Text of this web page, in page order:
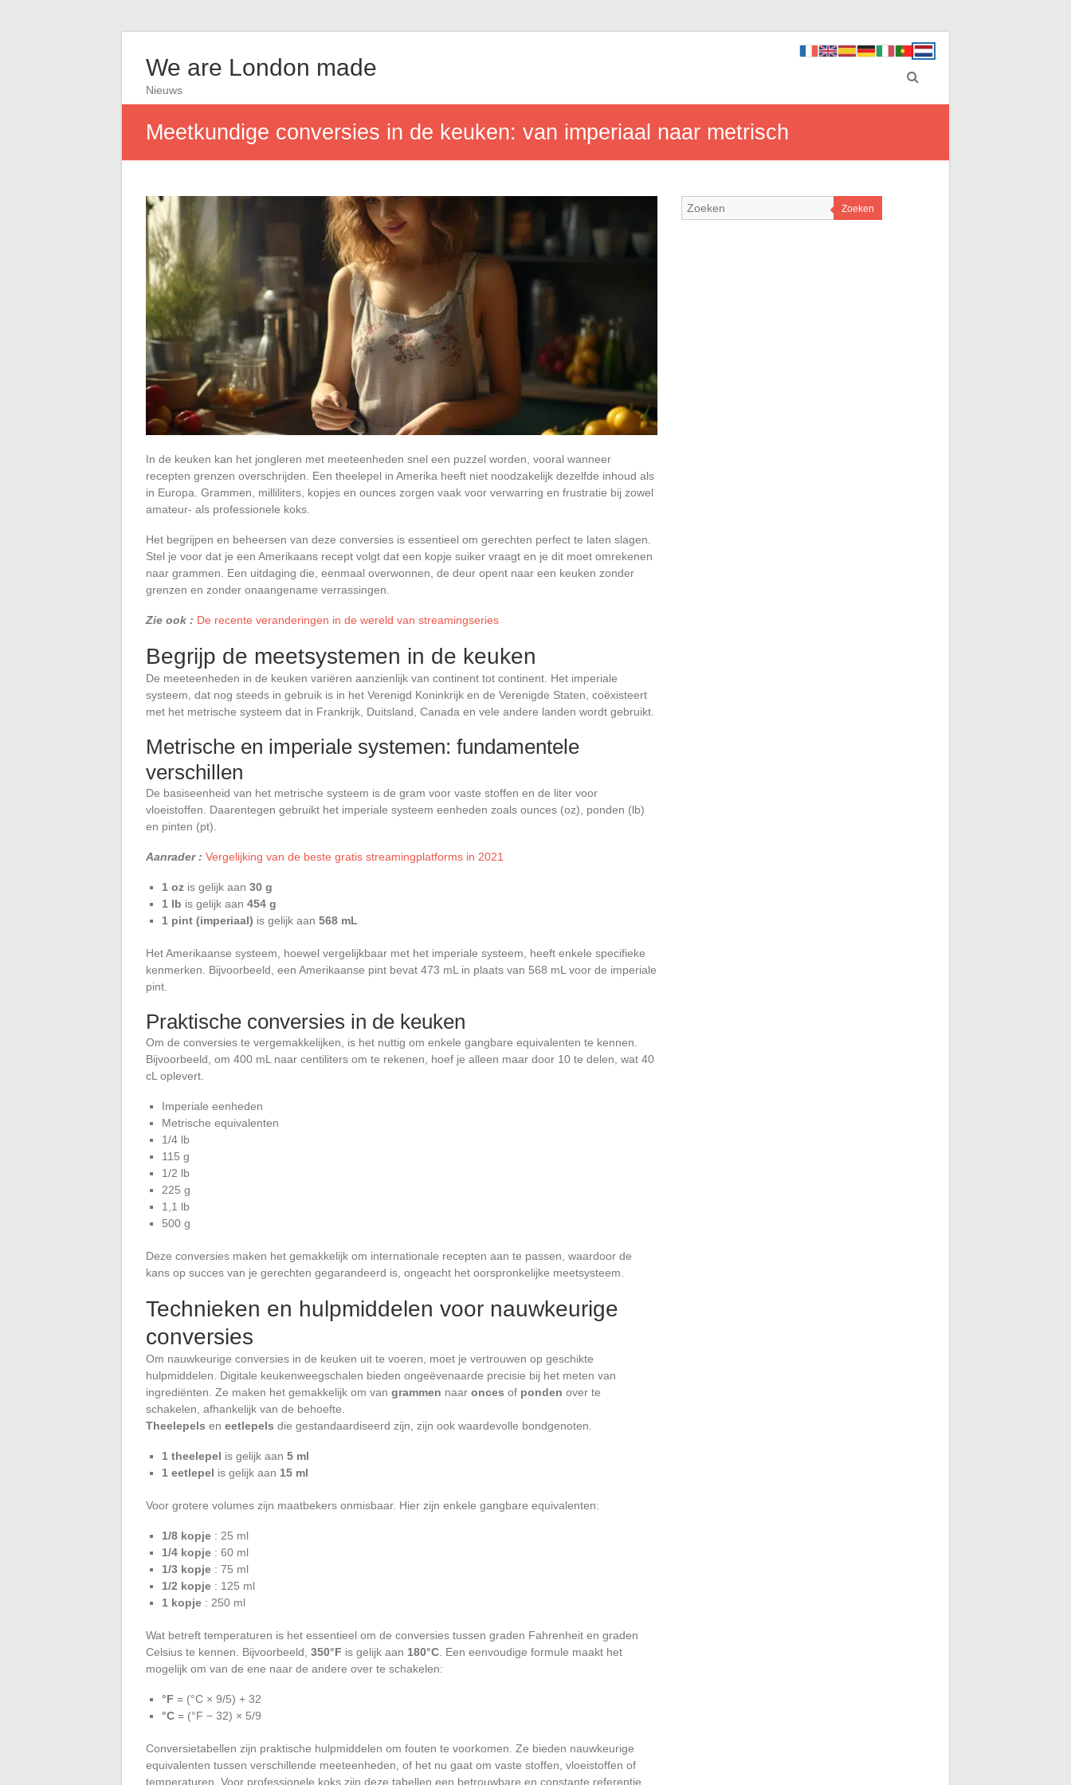
We are London made
Nieuws
Meetkundige conversies in de keuken: van imperiaal naar metrisch
In de keuken kan het jongleren met meeteenheden snel een puzzel worden, vooral wanneer
recepten grenzen overschrijden. Een theelepel in Amerika heeft niet noodzakelijk dezelfde inhoud als
in Europa. Grammen, milliliters, kopjes en ounces zorgen vaak voor verwarring en frustratie bij zowel
amateur- als professionele koks.
Het begrijpen en beheersen van deze conversies is essentieel om gerechten perfect te laten slagen.
Stel je voor dat je een Amerikaans recept volgt dat een kopje suiker vraagt en je dit moet omrekenen
naar grammen. Een uitdaging die, eenmaal overwonnen, de deur opent naar een keuken zonder
grenzen en zonder onaangename verrassingen.
Zie ook : De recente veranderingen in de wereld van streamingseries
Begrijp de meetsystemen in de keuken
De meeteenheden in de keuken variëren aanzienlijk van continent tot continent. Het imperiale
systeem, dat nog steeds in gebruik is in het Verenigd Koninkrijk en de Verenigde Staten, coëxisteert
met het metrische systeem dat in Frankrijk, Duitsland, Canada en vele andere landen wordt gebruikt.
Metrische en imperiale systemen: fundamentele
verschillen
De basiseenheid van het metrische systeem is de gram voor vaste stoffen en de liter voor
vloeistoffen. Daarentegen gebruikt het imperiale systeem eenheden zoals ounces (oz), ponden (lb)
en pinten (pt).
Aanrader : Vergelijking van de beste gratis streamingplatforms in 2021
1 oz is gelijk aan 30 g
1 lb is gelijk aan 454 g
1 pint (imperiaal) is gelijk aan 568 mL
Het Amerikaanse systeem, hoewel vergelijkbaar met het imperiale systeem, heeft enkele specifieke
kenmerken. Bijvoorbeeld, een Amerikaanse pint bevat 473 mL in plaats van 568 mL voor de imperiale
pint.
Praktische conversies in de keuken
Om de conversies te vergemakkelijken, is het nuttig om enkele gangbare equivalenten te kennen.
Bijvoorbeeld, om 400 mL naar centiliters om te rekenen, hoef je alleen maar door 10 te delen, wat 40
cL oplevert.
Imperiale eenheden
Metrische equivalenten
1/4 lb
115 g
1/2 lb
225 g
1,1 lb
500 g
Deze conversies maken het gemakkelijk om internationale recepten aan te passen, waardoor de
kans op succes van je gerechten gegarandeerd is, ongeacht het oorspronkelijke meetsysteem.
Technieken en hulpmiddelen voor nauwkeurige
conversies
Om nauwkeurige conversies in de keuken uit te voeren, moet je vertrouwen op geschikte
hulpmiddelen. Digitale keukenweegschalen bieden ongeëvenaarde precisie bij het meten van
ingrediënten. Ze maken het gemakkelijk om van grammen naar onces of ponden over te
schakelen, afhankelijk van de behoefte.
Theelepels en eetlepels die gestandaardiseerd zijn, zijn ook waardevolle bondgenoten.
1 theelepel is gelijk aan 5 ml
1 eetlepel is gelijk aan 15 ml
Voor grotere volumes zijn maatbekers onmisbaar. Hier zijn enkele gangbare equivalenten:
1/8 kopje : 25 ml
1/4 kopje : 60 ml
1/3 kopje : 75 ml
1/2 kopje : 125 ml
1 kopje : 250 ml
Wat betreft temperaturen is het essentieel om de conversies tussen graden Fahrenheit en graden
Celsius te kennen. Bijvoorbeeld, 350°F is gelijk aan 180°C . Een eenvoudige formule maakt het
mogelijk om van de ene naar de andere over te schakelen:
°F = (°C × 9/5) + 32
°C = (°F − 32) × 5/9
Conversietabellen zijn praktische hulpmiddelen om fouten te voorkomen. Ze bieden nauwkeurige
equivalenten tussen verschillende meeteenheden, of het nu gaat om vaste stoffen, vloeistoffen of
temperaturen. Voor professionele koks zijn deze tabellen een betrouwbare en constante referentie,
Zoeken